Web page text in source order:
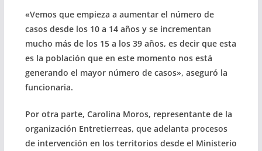
«Vemos que empieza a aumentar el número de
casos desde los 10 a 14 años y se incrementan
mucho más de los 15 a los 39 años, es decir que esta
es la población que en este momento nos está
generando el mayor número de casos», aseguró la
funcionaria.
Por otra parte, Carolina Moros, representante de la
organización Entretierreas, que adelanta procesos
de intervención en los territorios desde el Ministerio